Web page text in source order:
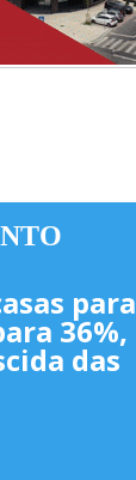
para
36%,
das